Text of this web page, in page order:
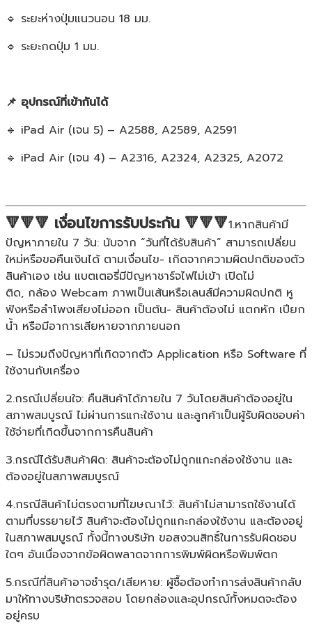
🔹 ระยะห่างปุ่มแนวนอน 18 มม.
🔹 ระยะกดปุ่ม 1 มม.
📌 อุปกรณ์ที่เข้ากันได้
🔹 iPad Air (เจน 5) – A2588, A2589, A2591
🔹 iPad Air (เจน 4) – A2316, A2324, A2325, A2072
🔻🔻🔻 เงื่อนไขการรับประกัน 🔻🔻🔻1.หากสินค้ามี
ปัญหาภายใน 7 วัน: นับจาก “วันที่ได้รับสินค้า” สามารถเปลี่ยน
ใหม่หรือขอคืนเงินได้ ตามเงื่อนไข- เกิดจากความผิดปกติของตัว
สินค้าเอง เช่น แบตเตอรี่มีปัญหาชาร์จไฟไม่เข้า เปิดไม่
ติด, กล้อง Webcam ภาพเป็นเส้นหรือเลนส์มีความผิดปกติ หู
ฟังหรือลำโพงเสียงไม่ออก เป็นต้น- สินค้าต้องไม่ แตกหัก เปียก
น้ำ หรือมีอาการเสียหายจากภายนอก
– ไม่รวมถึงปัญหาที่เกิดจากตัว Application หรือ Software ที่
ใช้งานกับเครื่อง
2.กรณีเปลี่ยนใจ: คืนสินค้าได้ภายใน 7 วันโดยสินค้าต้องอยู่ใน
สภาพสมบูรณ์ ไม่ผ่านการแกะใช้งาน และลูกค้าเป็นผู้รับผิดชอบค่า
ใช้จ่ายที่เกิดขึ้นจากการคืนสินค้า
3.กรณีได้รับสินค้าผิด: สินค้าจะต้องไม่ถูกแกะกล่องใช้งาน และ
ต้องอยู่ในสภาพสมบูรณ์
4.กรณีสินค้าไม่ตรงตามที่โฆษณาไว้: สินค้าไม่สามารถใช้งานได้
ตามที่บรรยายไว้ สินค้าจะต้องไม่ถูกแกะกล่องใช้งาน และต้องอยู่
ในสภาพสมบูรณ์ ทั้งนี้ทางบริษัท ขอสงวนสิทธิ์ในการรับผิดชอบ
ใดๆ อันเนื่องจากข้อผิดพลาดจากการพิมพ์ผิดหรือพิมพ์ตก
5.กรณีที่สินค้าอาจชำรุด/เสียหาย: ผู้ซื้อต้องทำการส่งสินค้ากลับ
มาให้ทางบริษัทตรวจสอบ โดยกล่องและอุปกรณ์ทั้งหมดจะต้อง
อยู่ครบ